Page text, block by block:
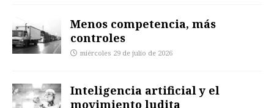
Menos competencia, más
controles
miércoles 29 de julio de 2026
Inteligencia artificial y el
movimiento ludita